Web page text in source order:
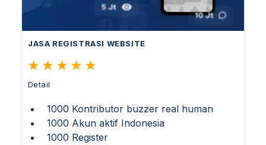
JASA REGISTRASI WEBSITE
Detail
1000 Kontributor buzzer real human
1000 Akun aktif Indonesia
1000 Register